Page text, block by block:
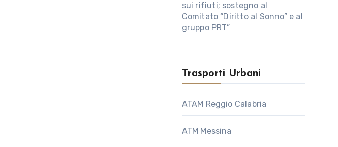
sui rifiuti; sostegno al
Comitato “Diritto al Sonno” e al
gruppo PRT”
Trasporti Urbani
ATAM Reggio Calabria
ATM Messina